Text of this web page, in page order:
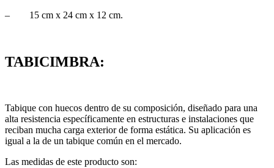
– 15 cm x 24 cm x 12 cm.
TABICIMBRA:
Tabique con huecos dentro de su composición, diseñado para una
alta resistencia específicamente en estructuras e instalaciones que
reciban mucha carga exterior de forma estática. Su aplicación es
igual a la de un tabique común en el mercado.
Las medidas de este producto son: